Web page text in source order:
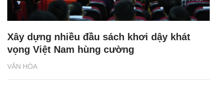
VĂN HÓA
Xây dựng nhiều đầu sách khơi dậy khát
vọng Việt Nam hùng cường